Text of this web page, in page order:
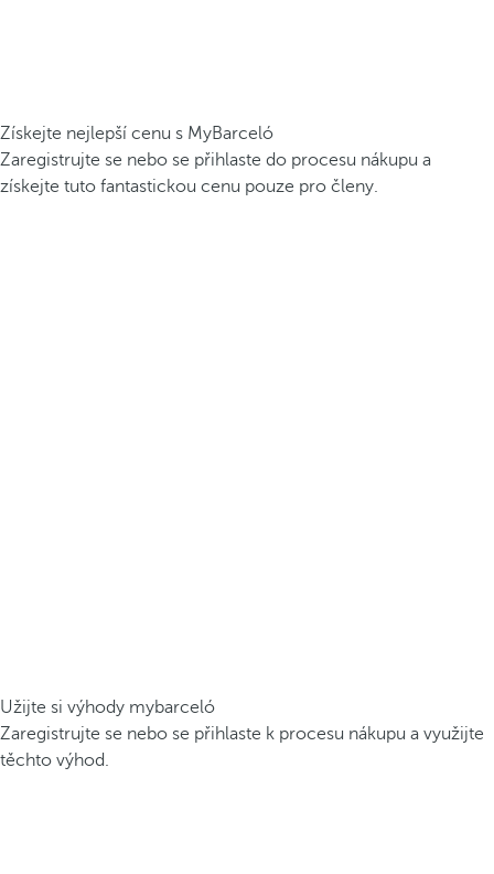
Získejte nejlepší cenu s MyBarceló
Zaregistrujte se nebo se přihlaste do procesu nákupu a
získejte tuto fantastickou cenu pouze pro členy.
Užijte si výhody mybarceló
Zaregistrujte se nebo se přihlaste k procesu nákupu a využijte
těchto výhod.